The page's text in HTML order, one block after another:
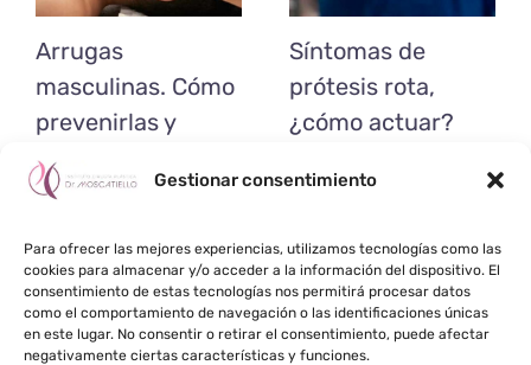
Gestionar consentimiento
Para ofrecer las mejores experiencias, utilizamos tecnologías como las
cookies para almacenar y/o acceder a la información del dispositivo. El
consentimiento de estas tecnologías nos permitirá procesar datos
como el comportamiento de navegación o las identificaciones únicas
en este lugar. No consentir o retirar el consentimiento, puede afectar
negativamente ciertas características y funciones.
Arrugas
masculinas. Cómo
prevenirlas y
tratarlas
Síntomas de
prótesis rota,
¿cómo actuar?